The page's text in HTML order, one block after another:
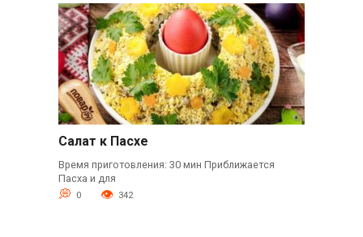
Салат к Пасхе
Время приготовления: 30 мин Приближается
Пасха и для
0 342